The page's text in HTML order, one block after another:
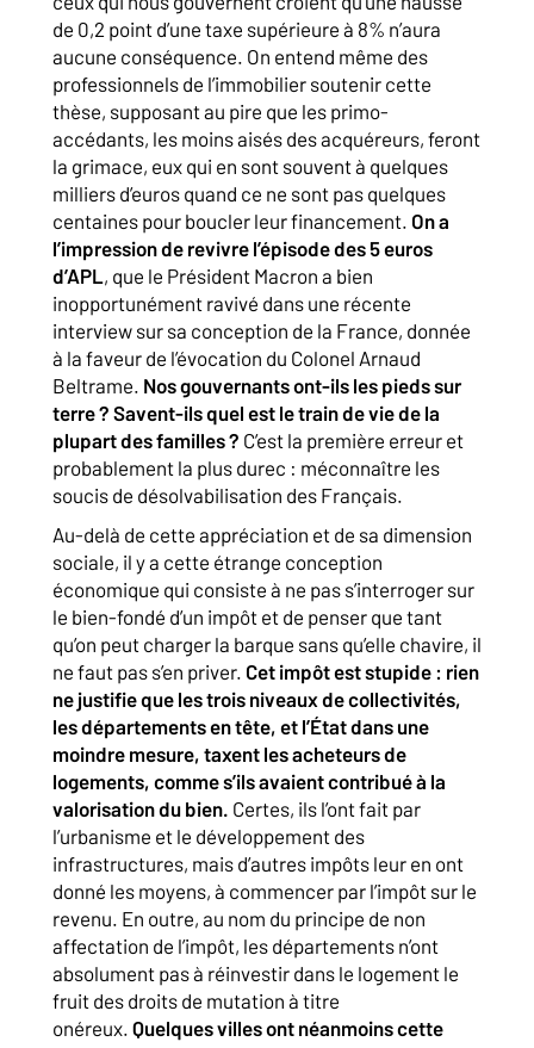
de 0,2 point d’une taxe supérieure à 8% n’aura
aucune conséquence. On entend même des
professionnels de l’immobilier soutenir cette
thèse, supposant au pire que les primo-
accédants, les moins aisés des acquéreurs, feront
la grimace, eux qui en sont souvent à quelques
milliers d’euros quand ce ne sont pas quelques
centaines pour boucler leur financement. On a
l’impression de revivre l’épisode des 5 euros
d’APL, que le Président Macron a bien
inopportunément ravivé dans une récente
interview sur sa conception de la France, donnée
à la faveur de l’évocation du Colonel Arnaud
Beltrame. Nos gouvernants ont-ils les pieds sur
terre ? Savent-ils quel est le train de vie de la
plupart des familles ? C’est la première erreur et
probablement la plus durec : méconnaître les
soucis de désolvabilisation des Français.
Au-delà de cette appréciation et de sa dimension
sociale, il y a cette étrange conception
économique qui consiste à ne pas s’interroger sur
le bien-fondé d’un impôt et de penser que tant
qu’on peut charger la barque sans qu’elle chavire, il
ne faut pas s’en priver. Cet impôt est stupide : rien
ne justifie que les trois niveaux de collectivités,
les départements en tête, et l’État dans une
moindre mesure, taxent les acheteurs de
logements, comme s’ils avaient contribué à la
valorisation du bien. Certes, ils l’ont fait par
l’urbanisme et le développement des
infrastructures, mais d’autres impôts leur en ont
donné les moyens, à commencer par l’impôt sur le
revenu. En outre, au nom du principe de non
affectation de l’impôt, les départements n’ont
absolument pas à réinvestir dans le logement le
fruit des droits de mutation à titre
onéreux. Quelques villes ont néanmoins cette